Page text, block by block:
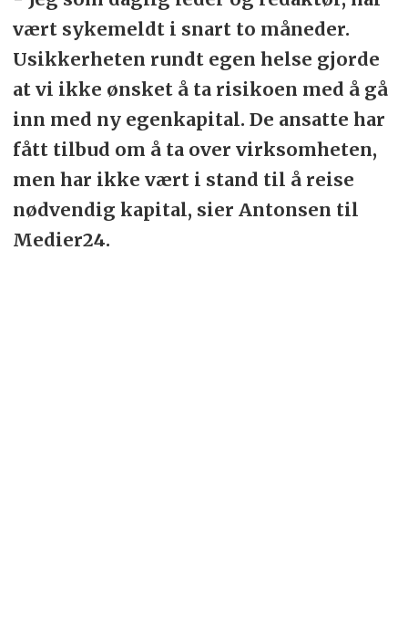
vært sykemeldt i snart to måneder.
Usikkerheten rundt egen helse gjorde
at vi ikke ønsket å ta risikoen med å gå
inn med ny egenkapital. De ansatte har
fått tilbud om å ta over virksomheten,
men har ikke vært i stand til å reise
nødvendig kapital, sier Antonsen til
Medier24.